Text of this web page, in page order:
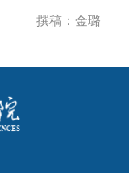
撰稿：金璐